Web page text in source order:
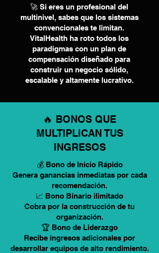
🚀 Si eres un profesional del
multinivel, sabes que los sistemas
convencionales te limitan.
VitalHealth ha roto todos los
paradigmas con un plan de
compensación diseñado para
construir un negocio sólido,
escalable y altamente lucrativo.
🔥 BONOS QUE
MULTIPLICAN TUS
INGRESOS
💰 Bono de Inicio Rápido
Genera ganancias inmediatas por cada
recomendación.
📈 Bono Binario ilimitado
Cobra por la construcción de tu
organización.
🏆 Bono de Liderazgo
Recibe ingresos adicionales por
desarrollar equipos de alto rendimiento.